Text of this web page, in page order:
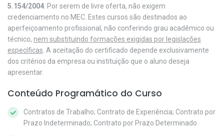
5.154/2004 . Por serem de livre oferta, não exigem
credenciamento no MEC. Estes cursos são destinados ao
aperfeiçoamento profissional, não conferindo grau acadêmico ou
técnico, nem substituindo formações exigidas por legislações
específicas . A aceitação do certificado depende exclusivamente
dos critérios da empresa ou instituição que o aluno deseja
apresentar.
Conteúdo Programático do Curso
Contratos de Trabalho; Contrato de Experiência; Contrato por
Prazo Indeterminado; Contrato por Prazo Determinado